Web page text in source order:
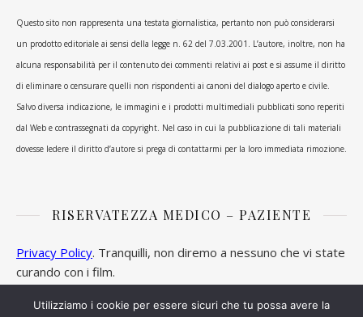
Questo sito non rappresenta una testata giornalistica, pertanto non può considerarsi
un prodotto editoriale ai sensi della legge n. 62 del 7.03.2001. L’autore, inoltre, non ha
alcuna responsabilità per il contenuto dei commenti relativi ai post e si assume il diritto
di eliminare o censurare quelli non rispondenti ai canoni del dialogo aperto e civile.
Salvo diversa indicazione, le immagini e i prodotti multimediali pubblicati sono reperiti
dal Web e contrassegnati da copyright. Nel caso in cui la pubblicazione di tali materiali
dovesse ledere il diritto d’autore si prega di contattarmi per la loro immediata rimozione.
RISERVATEZZA MEDICO – PAZIENTE
Privacy Policy. Tranquilli, non diremo a nessuno che vi state
curando con i film.
Utilizziamo i cookie per essere sicuri che tu possa avere la